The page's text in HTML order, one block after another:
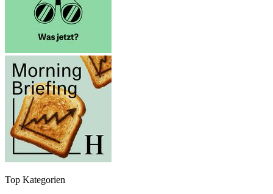
Top Kategorien